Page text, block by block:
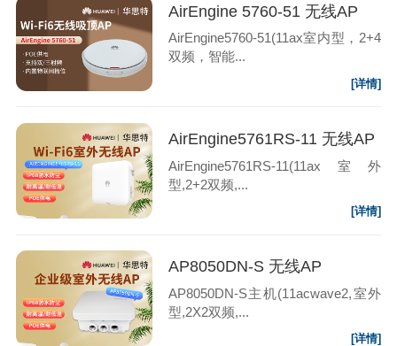
AirEngine 5760-51 无线AP
AirEngine5760-51(11ax室内型，2+4
双频，智能...
[详情]
AirEngine5761RS-11 无线AP
AirEngine5761RS-11(11ax室外
型,2+2双频,...
[详情]
AP8050DN-S 无线AP
AP8050DN-S主机(11acwave2,室外
型,2X2双频,...
[详情]